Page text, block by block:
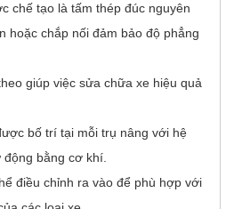
chế tạo là tấm thép đúc nguyên
hoặc chắp nối đảm bảo độ phẳng
giúp việc sửa chữa xe hiệu quả
bố trí tại mỗi trụ nâng với hệ
bằng cơ khí.
điều chỉnh ra vào để phù hợp với